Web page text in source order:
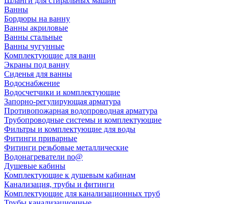
Ванны
Бордюры на ванну
Ванны акриловые
Ванны стальные
Ванны чугунные
Комплектующие для ванн
Экраны под ванну
Сиденья для ванны
Водоснабжение
Водосчетчики и комплектующие
Запорно-регулирующая арматура
Противопожарная водопроводная арматура
Трубопроводные системы и комплектующие
Фильтры и комплектующие для воды
Фитинги приварные
Фитинги резьбовые металлические
Водонагреватели no@
Душевые кабины
Комплектующие к душевым кабинам
Канализация, трубы и фитинги
Комплектующие для канализационных труб